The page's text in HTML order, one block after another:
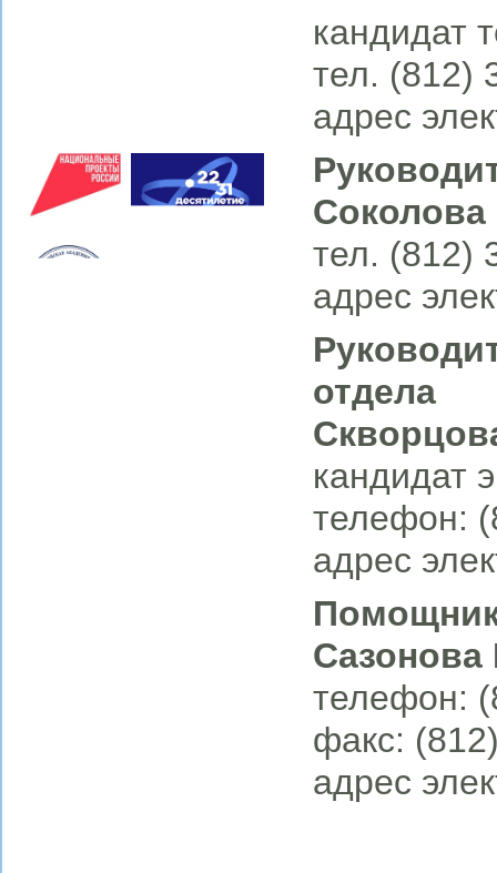
кандидат
тел. (812)
адрес
Соколова
тел. (812)
адрес
отдела
кандидат
телефон:
адрес
телефон:
факс:
адрес